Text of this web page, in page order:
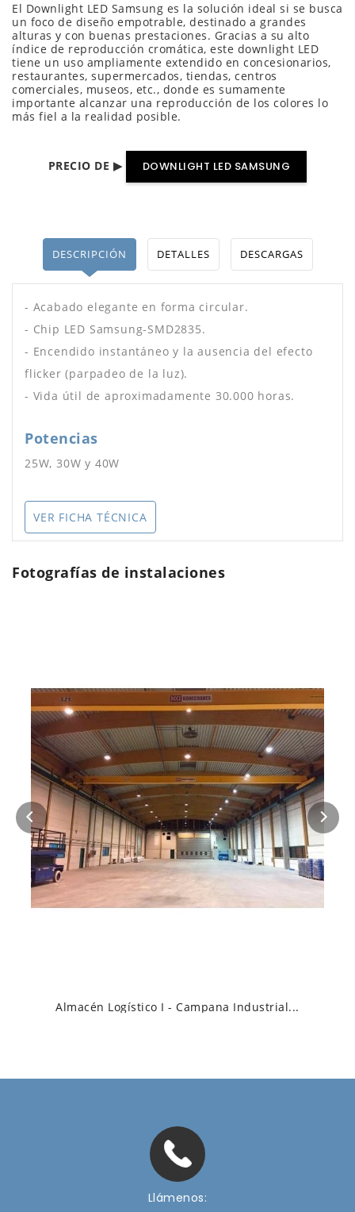
El Downlight LED Samsung es la solución ideal si se busca
un foco de diseño empotrable, destinado a grandes
alturas y con buenas prestaciones. Gracias a su alto
índice de reproducción cromática, este downlight LED
tiene un uso ampliamente extendido en concesionarios,
restaurantes, supermercados, tiendas, centros
comerciales, museos, etc., donde es sumamente
importante alcanzar una reproducción de los colores lo
más fiel a la realidad posible.
PRECIO DE ▶ DOWNLIGHT LED SAMSUNG
DESCRIPCIÓN DETALLES DESCARGAS
- Acabado elegante en forma circular.
- Chip LED Samsung-SMD2835.
- Encendido instantáneo y la ausencia del efecto
flicker (parpadeo de la luz).
- Vida útil de aproximadamente 30.000 horas.
Potencias
25W, 30W y 40W
VER FICHA TÉCNICA
Fotografías de instalaciones
Almacén Logístico I - Campana Industrial...
Llámenos: